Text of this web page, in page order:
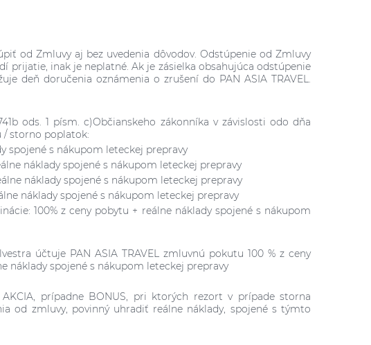
od Zmluvy aj bez uvedenia dôvodov. Odstúpenie od Zmluvy
inak je neplatné. Ak je zásielka obsahujúca odstúpenie
deň doručenia oznámenia o zrušení do PAN ASIA TRAVEL.
ods. 1 písm. c)Občianskeho zákonníka v závislosti odo dňa
/ storno poplatok:
spojené s nákupom leteckej prepravy
náklady spojené s nákupom leteckej prepravy
náklady spojené s nákupom leteckej prepravy
náklady spojené s nákupom leteckej prepravy
100% z ceny pobytu + reálne náklady spojené s nákupom
účtuje PAN ASIA TRAVEL zmluvnú pokutu 100 % z ceny
náklady spojené s nákupom leteckej prepravy
prípadne BONUS, pri ktorých rezort v prípade storna
od zmluvy, povinný uhradiť reálne náklady, spojené s týmto